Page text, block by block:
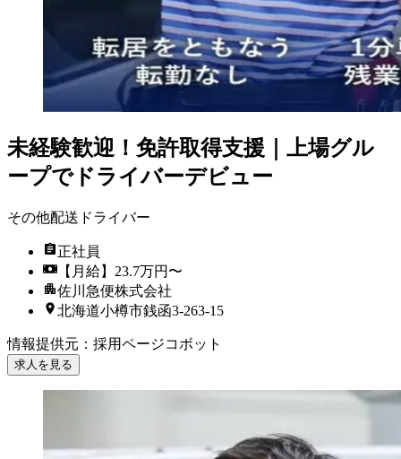
未経験歓迎！免許取得支援｜上場グル
ープでドライバーデビュー
その他配送ドライバー
正社員
【月給】23.7万円〜
佐川急便株式会社
北海道小樽市銭函3-263-15
情報提供元 ： 採用ページコボット
求人を見る